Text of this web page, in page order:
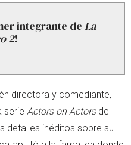
integrante deLa
2!
directora y comediante,
serie Actors on Actorsde
detalles inéditos sobre su